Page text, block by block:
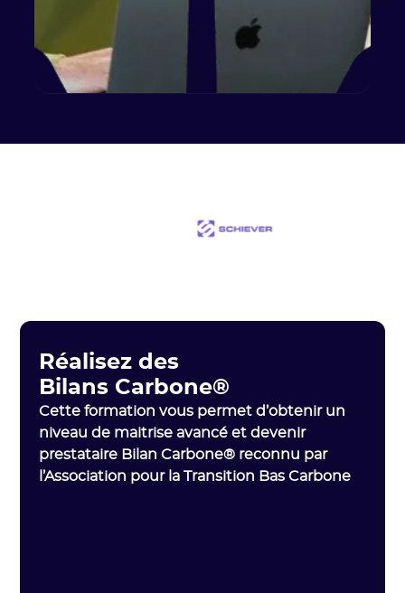
Réalisez des
Bilans Carbone®
Cette formation vous permet d’obtenir un
niveau de maitrise avancé et devenir
prestataire Bilan Carbone® reconnu par
l’Association pour la Transition Bas Carbone